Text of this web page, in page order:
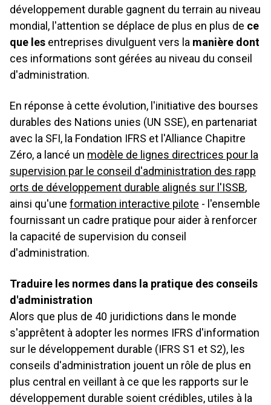
développement durable gagnent du terrain au niveau
mondial, l'attention se déplace de plus en plus de ce
que les entreprises divulguent vers la manière dont
ces informations sont gérées au niveau du conseil
d'administration.
En réponse à cette évolution, l'initiative des bourses
durables des Nations unies (UN SSE), en partenariat
avec la SFI, la Fondation IFRS et l'Alliance Chapitre
Zéro, a lancé un modèle de lignes directrices pour la
supervision par le conseil d'administration des rapp
orts de développement durable alignés sur l'ISSB,
ainsi qu'une formation interactive pilote - l'ensemble
fournissant un cadre pratique pour aider à renforcer
la capacité de supervision du conseil
d'administration.
Traduire les normes dans la pratique des conseils
d'administration
Alors que plus de 40 juridictions dans le monde
s'apprêtent à adopter les normes IFRS d'information
sur le développement durable (IFRS S1 et S2), les
conseils d'administration jouent un rôle de plus en
plus central en veillant à ce que les rapports sur le
développement durable soient crédibles, utiles à la